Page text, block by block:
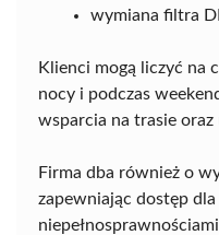
wymiana filtra
Klienci mogą liczyć na
nocy i podczas
wsparcia na trasie oraz
Firma dba również o
zapewniając dostęp dla